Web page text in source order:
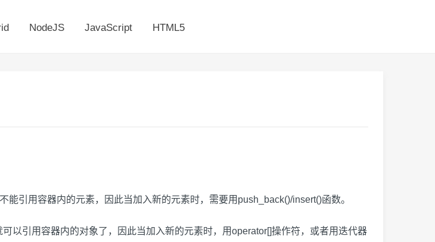
NodeJS JavaScript HTML5
引用容器内的元素，因此当加入新的元素时，需要用push_back()/insert()函数。
以引用容器内的对象了，因此当加入新的元素时，用operator[]操作符，或者用迭代器